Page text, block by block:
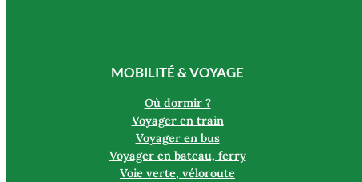
MOBILITÉ & VOYAGE
Où dormir ?
Voyager en train
Voyager en bus
Voyager en bateau, ferry
Voie verte, véloroute